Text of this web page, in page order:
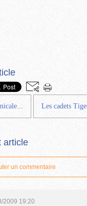
Les cadets
article
un commentaire
2009 19:20